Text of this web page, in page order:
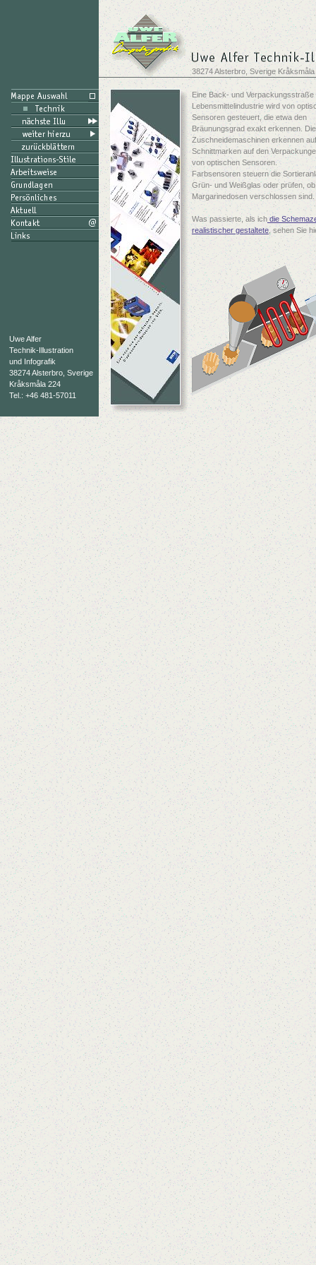
38274 Alsterbro, Sverige
Uwe Alfer
Technik-Illustration
und Infografik
38274 Alsterbro, Sverige
Kråksmåla 224
Tel.: +46 481-57011
Eine Back- und Verpackungsstraße
Lebensmittelindustrie wird von
Sensoren gesteuert, die etwa den
Bräunungsgrad exakt erkennen. Die
Zuschneidemaschinen erkennen
Schnittmarken auf den
von optischen Sensoren.
Farbsensoren steuern die
Grün- und Weißglas oder prüfen, ob
Margarinedosen verschlossen sind.
Was passierte, als ich die
realistischer gestaltete, sehen Sie